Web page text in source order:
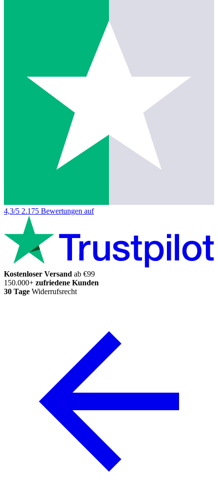
4,3/5 2.175 Bewertungen auf
Kostenloser Versand ab €99
150.000+ zufriedene Kunden
30 Tage Widerrufsrecht